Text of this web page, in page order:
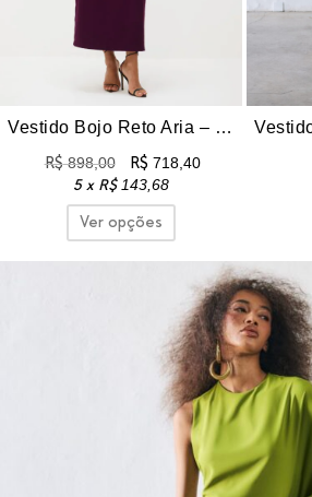
Vestido Bojo Reto Aria – Roxo
R$898,00 R$ 718,40
5 x R$143,68
Ver opções